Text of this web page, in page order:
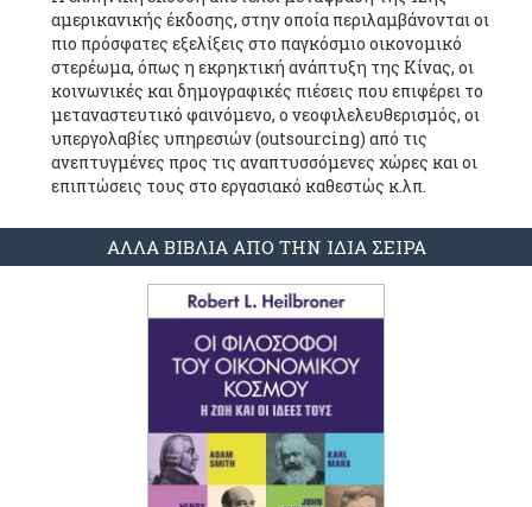
αμερικανικής έκδοσης, στην οποία περιλαμβάνονται οι
πιο πρόσφατες εξελίξεις στο παγκόσμιο οικονομικό
στερέωμα, όπως η εκρηκτική ανάπτυξη της Κίνας, οι
κοινωνικές και δημογραφικές πιέσεις που επιφέρει το
μεταναστευτικό φαινόμενο, ο νεοφιλελευθερισμός, οι
υπεργολαβίες υπηρεσιών (outsourcing) από τις
ανεπτυγμένες προς τις αναπτυσσόμενες χώρες και οι
επιπτώσεις τους στο εργασιακό καθεστώς κ.λπ.
ΑΛΛΑ ΒΙΒΛΙΑ ΑΠΟ ΤΗΝ ΙΔΙΑ ΣΕΙΡΑ